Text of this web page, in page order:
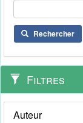
Rechercher
Filtres
Auteur